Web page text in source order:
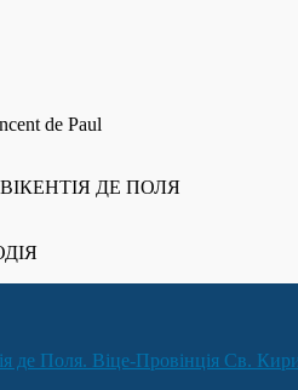
ДЕ ПОЛЯ
де Поля. Віце-Провінція Св.